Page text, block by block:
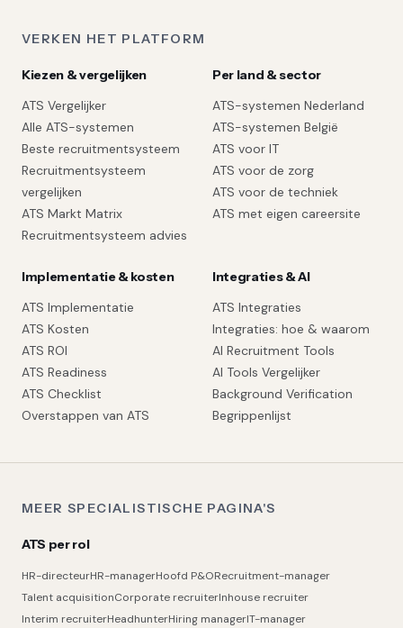
VERKEN HET PLATFORM
Kiezen & vergelijken
ATS Vergelijker
Alle ATS-systemen
Beste recruitmentsysteem
Recruitmentsysteem
vergelijken
ATS Markt Matrix
Recruitmentsysteem advies
Per land & sector
ATS-systemen Nederland
ATS-systemen België
ATS voor IT
ATS voor de zorg
ATS voor de techniek
ATS met eigen careersite
Implementatie & kosten
ATS Implementatie
ATS Kosten
ATS ROI
ATS Readiness
ATS Checklist
Overstappen van ATS
Integraties & AI
ATS Integraties
Integraties: hoe & waarom
AI Recruitment Tools
AI Tools Vergelijker
Background Verification
Begrippenlijst
MEER SPECIALISTISCHE PAGINA'S
ATS per rol
HR-directeurHR-managerHoofd P&ORecruitment-manager
Talent acquisitionCorporate recruiterInhouse recruiter
Interim recruiterHeadhunterHiring managerIT-manager